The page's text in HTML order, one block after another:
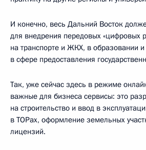
И конечно, весь Дальний Восток
для внедрения передовых «цифровых
на транспорте и ЖКХ, в образовании
в сфере предоставления
Так, уже сейчас здесь в режиме
важные для бизнеса сервисы: это
на строительство и ввод в
в ТОРах, оформление земельных
лицензий.